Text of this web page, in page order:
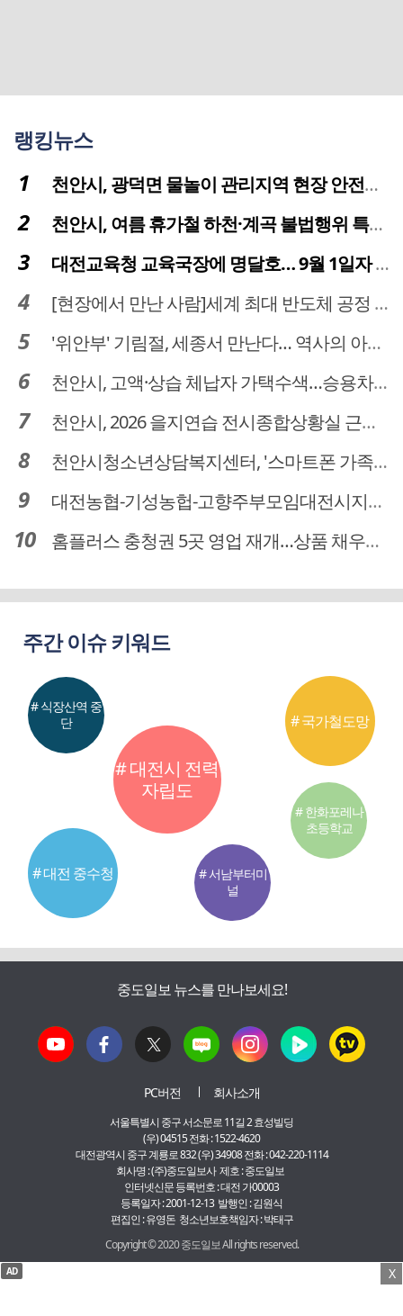
랭킹뉴스
천안시, 광덕면 물놀이 관리지역 현장 안전점검 실시
천안시, 여름 휴가철 하천·계곡 불법행위 특별단속
대전교육청 교육국장에 명달호… 9월 1일자 181명 인사
[현장에서 만난 사람]세계 최대 반도체 공정 장비 제조 기업 ASML 한종호 매니저
'위안부' 기림절, 세종서 만난다… 역사의 아픔 치유, '평화의 장'
천안시, 고액·상습 체납자 가택수색…승용차 압류·공매 착수
천안시, 2026 을지연습 전시종합상황실 근무자 사전교육
천안시청소년상담복지센터, '스마트폰 가족치유캠프' 운영
대전농협-기성농헙-고향주부모임대전시지회, 이심점심 중식지원 봉사활동
홈플러스 충청권 5곳 영업 재개…상품 채우기 ‘속도전’
주간 이슈 키워드
# 대전시 전력
자립도
# 대전 중수청
# 국가철도망
# 식장산역 중
단
# 서남부터미
널
# 한화포레나
초등학교
중도일보 뉴스를 만나보세요!
PC버전 회사소개
서울특별시 중구 서소문로 11길 2 효성빌딩
(우) 04515 전화 : 1522-4620
대전광역시 중구 계룡로 832 (우) 34908 전화 : 042-220-1114
회사명 : (주)중도일보사 제호 : 중도일보
인터넷신문 등록번호 : 대전 가00003
등록일자 : 2001-12-13 발행인 : 김원식
편집인 : 유영돈 청소년보호책임자 : 박태구
Copyright © 2020 중도일보 All rights reserved.
X
AD